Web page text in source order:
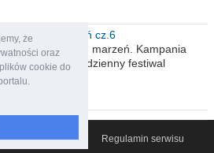
że
oraz
cookie do
moich marzeń cz.6
kres moich marzeń. Kampania
czyli niecodzienny festiwal
informacyjny Regulamin serwisu